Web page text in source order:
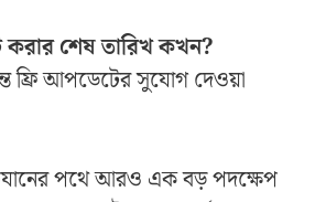
শেষ তারিখ কখন?
ফ্রি আপডেটের সুযোগ দেওয়া
পথে আরও এক বড় পদক্ষেপ